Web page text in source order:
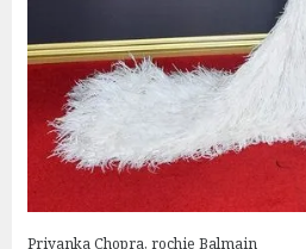
Priyanka Chopra, rochie Balmain